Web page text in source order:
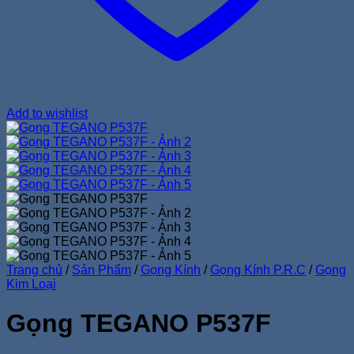
Add to wishlist
Trang chủ / Sản Phẩm / Gọng Kính / Gọng Kính P.R.C / Gọng
Kim Loại
Gọng TEGANO P537F